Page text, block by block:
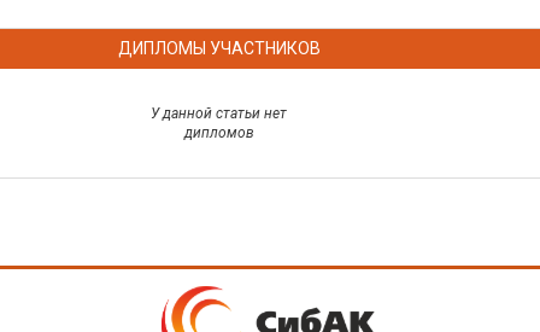
ДИПЛОМЫ УЧАСТНИКОВ
У данной статьи нет
дипломов